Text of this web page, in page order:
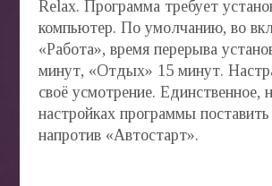
Relax. Программа требует
компьютер. По умолчанию, во
«Работа», время перерыва
минут, «Отдых» 15 минут.
своё усмотрение. Единственное,
настройках программы поставить
напротив «Автостарт».